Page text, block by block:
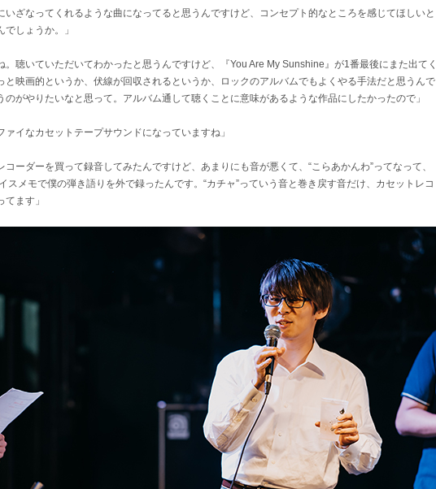
いざなってくれるような曲になってると思うんですけど、コンセプト的なところを感じてほしいと
しょうか。」
。聴いていただいてわかったと思うんですけど、『You Are My Sunshine』が1番最後にまた出てく
と映画的というか、伏線が回収されるというか、ロックのアルバムでもよくやる手法だと思うんで
のがやりたいなと思って。アルバム通して聴くことに意味があるような作品にしたかったので」
ァイなカセットテープサウンドになっていますね」
コーダーを買って録音してみたんですけど、あまりにも音が悪くて、“こらあかんわ”ってなって、
スメモで僕の弾き語りを外で録ったんです。“カチャ”っていう音と巻き戻す音だけ、カセットレコ
ます」